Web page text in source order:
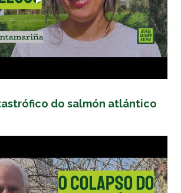
do salmón atlántico